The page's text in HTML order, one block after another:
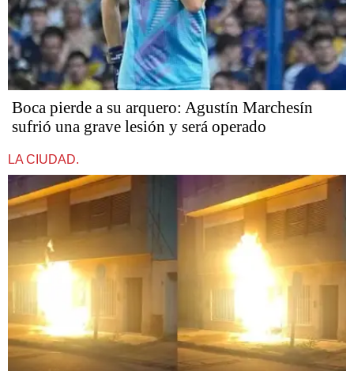
Boca pierde a su arquero: Agustín Marchesín
sufrió una grave lesión y será operado
LA CIUDAD.